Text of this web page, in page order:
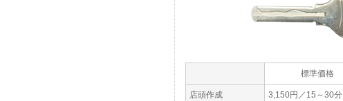
標準価格
店頭作成 3,150円／15～30分